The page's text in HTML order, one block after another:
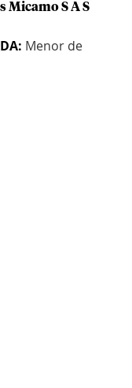
Micamo S A S
Menor de